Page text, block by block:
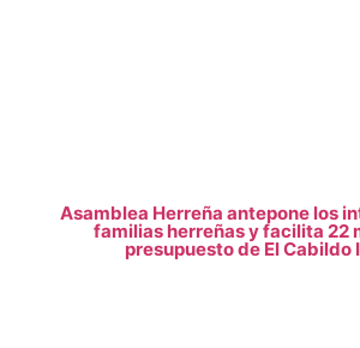
Asamblea Herreña antepone los
familias herreñas y facilita 22
presupuesto de El Cabildo